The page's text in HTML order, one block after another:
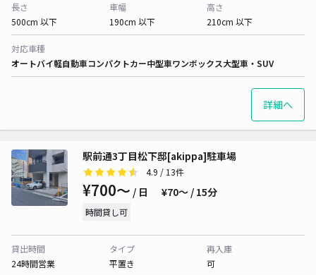
長さ
500cm 以下
車幅
190cm 以下
高さ
210cm 以下
対応車種
オートバイ軽自動車コンパクトカー中型車ワンボックス大型車・SUV
詳細へ
駅前通3丁目松下邸[akippa]駐車場
4.9 / 13件
¥700〜 / 日 ¥70〜 / 15分
時間貸し可
貸出時間
24時間営業
タイプ
平置き
再入庫
可